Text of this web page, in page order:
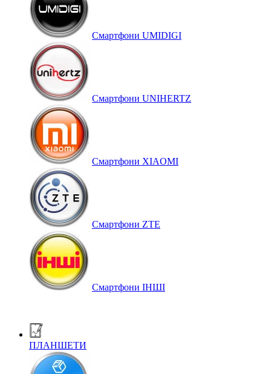
Смартфони UMIDIGI
Смартфони UNIHERTZ
Смартфони XIAOMI
Смартфони ZTE
Смартфони ІНШІ
ПЛАНШЕТИ